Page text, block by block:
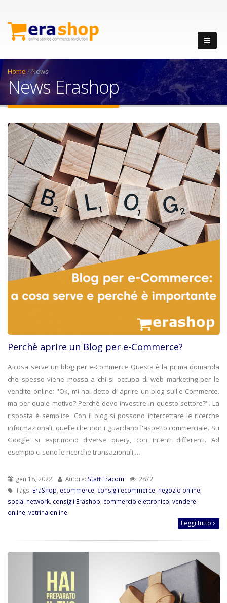
Home /News
News Erashop
Perchè aprire un Blog per e-Commerce?
A cosa serve un blog per e-Commerce Questa è la prima domanda
che spesso viene mossa a chi si occupa di web marketing per le
vendite online: "Ok, mi hai detto di aprire un blog sull'e-Commerce.
ma per quale motivo? Perché devo investire in questo settore?". La
risposta è semplice: Con il blog si possono intercettare le ricerche
informazionali, quelle che non riguardano l'aspetto commerciale. Su
Google si esprimono diverse query, con intenti differenti. Ad
esempio ci sono le ricerche transazionali,…
gen 18, 2022 Autore: Staff Eracom
2872
Tags: EraShop ecommerce consigli ecommerce negozio online
social network consigli Erashop commercio elettronico vendere
online vetrina online
Leggi tutto